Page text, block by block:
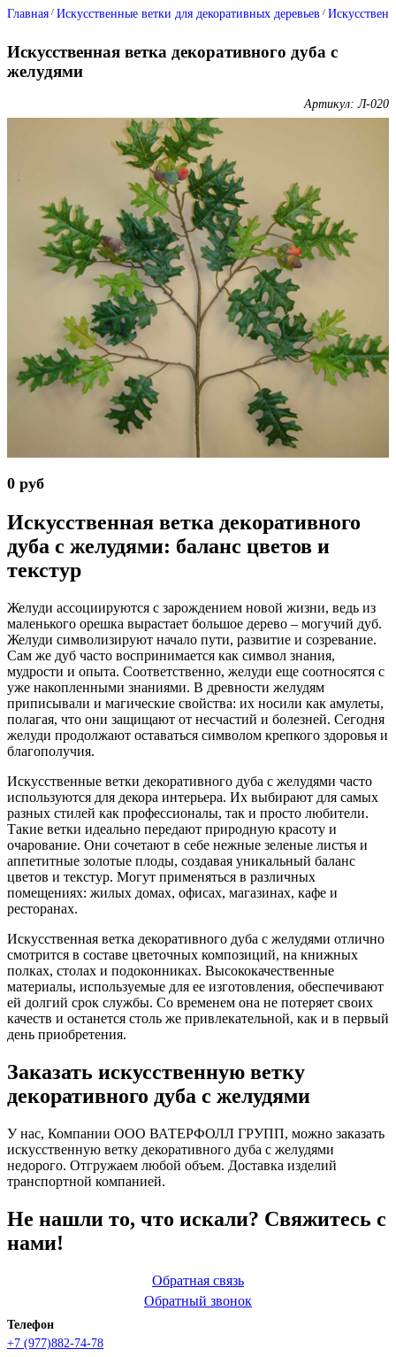
Главная Искусственные ветки для декоративных деревьев
Искусственная ветка декоративного дуба с
желудями
Артикул: Л-020
0 руб
Искусственная ветка декоративного
дуба с желудями: баланс цветов и
текстур
Желуди ассоциируются с зарождением новой жизни, ведь из
маленького орешка вырастает большое дерево – могучий дуб.
Желуди символизируют начало пути, развитие и созревание.
Сам же дуб часто воспринимается как символ знания,
мудрости и опыта. Соответственно, желуди еще соотносятся с
уже накопленными знаниями. В древности желудям
приписывали и магические свойства: их носили как амулеты,
полагая, что они защищают от несчастий и болезней. Сегодня
желуди продолжают оставаться символом крепкого здоровья и
благополучия.
Искусственные ветки декоративного дуба с желудями часто
используются для декора интерьера. Их выбирают для самых
разных стилей как профессионалы, так и просто любители.
Такие ветки идеально передают природную красоту и
очарование. Они сочетают в себе нежные зеленые листья и
аппетитные золотые плоды, создавая уникальный баланс
цветов и текстур. Могут применяться в различных
помещениях: жилых домах, офисах, магазинах, кафе и
ресторанах.
Искусственная ветка декоративного дуба с желудями отлично
смотрится в составе цветочных композиций, на книжных
полках, столах и подоконниках. Высококачественные
материалы, используемые для ее изготовления, обеспечивают
ей долгий срок службы. Со временем она не потеряет своих
качеств и останется столь же привлекательной, как и в первый
день приобретения.
Заказать искусственную ветку
декоративного дуба с желудями
У нас, Компании ООО ВАТЕРФОЛЛ ГРУПП, можно заказать
искусственную ветку декоративного дуба с желудями
недорого. Отгружаем любой объем. Доставка изделий
транспортной компанией.
Не нашли то, что искали? Свяжитесь с
нами!
Обратная связь
Обратный звонок
Телефон
+7 (977)882-74-78